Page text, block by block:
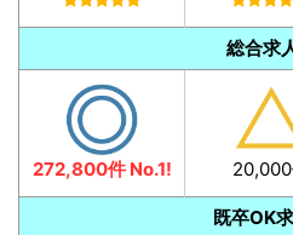
総合求
272,800件 No.1!
既卒OK